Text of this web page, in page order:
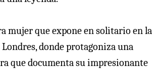
mujer que expone en solitario en la
Londres, donde protagoniza una
que documenta su impresionante